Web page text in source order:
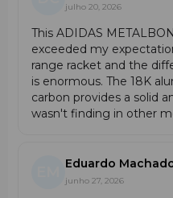
julho 20, 2026
This ADIDAS
exceeded my
range racket and the
is enormous. The 18K
carbon provides a solid
wasn't finding in other
Eduardo
junho 27, 2026